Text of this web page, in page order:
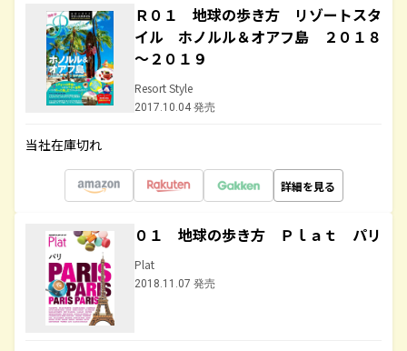
Ｒ０１ 地球の歩き方 リゾートスタ
イル ホノルル＆オアフ島 ２０１８
～２０１９
Resort Style
2017.10.04 発売
当社在庫切れ
詳細を見る
０１ 地球の歩き方 Ｐｌａｔ パリ
Plat
2018.11.07 発売